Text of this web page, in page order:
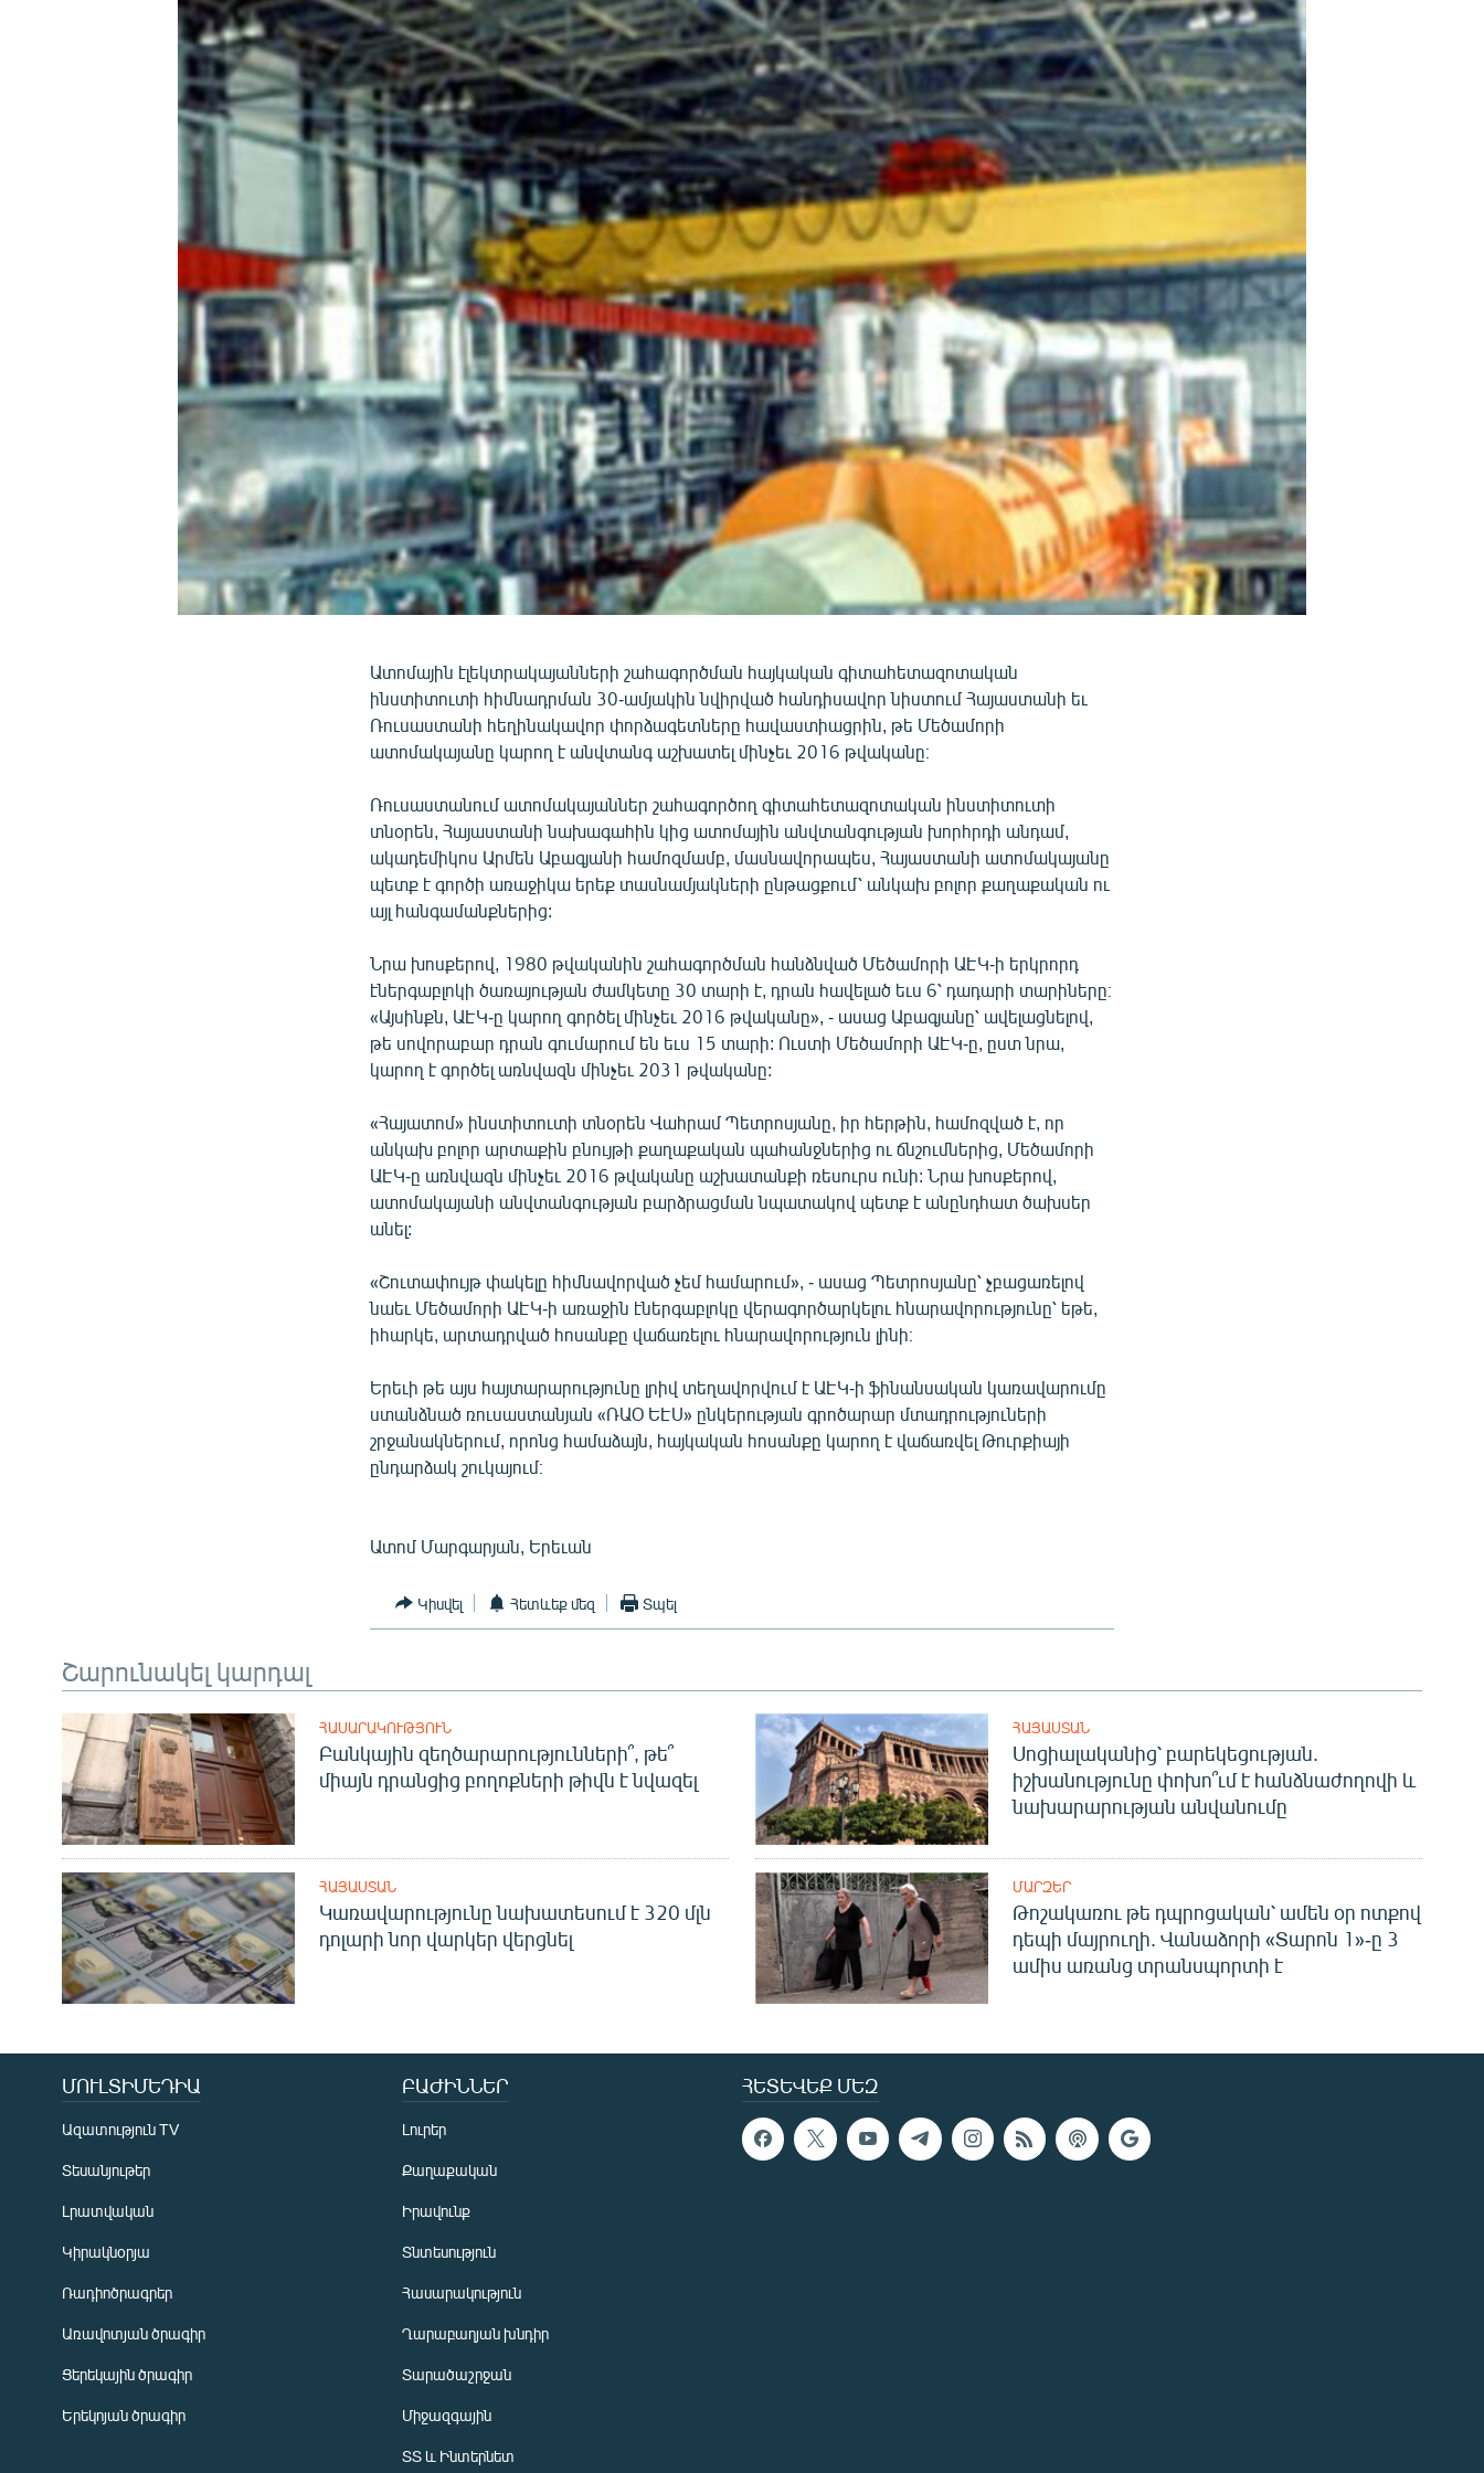
ՄԵԿՆԱԲԱՆՈՒԹՅՈՒՆ
ՁԳՏԵԼՈՎ ԼԱՎԱԳՈՒՅՆԻՆ
Ատոմային էլեկտրակայանների շահագործման հայկական գիտահետազոտական
ինստիտուտի հիմնադրման 30-ամյակին նվիրված հանդիսավոր նիստում Հայաստանի եւ
Ռուսաստանի հեղինակավոր փորձագետները հավաստիացրին, թե Մեծամորի
ատոմակայանը կարող է անվտանգ աշխատել մինչեւ 2016 թվականը։
Ռուսաստանում ատոմակայաններ շահագործող գիտահետազոտական ինստիտուտի
տնօրեն, Հայաստանի նախագահին կից ատոմային անվտանգության խորհրդի անդամ,
ակադեմիկոս Արմեն Աբագյանի համոզմամբ, մասնավորապես, Հայաստանի ատոմակայանը
պետք է գործի առաջիկա երեք տասնամյակների ընթացքում՝ անկախ բոլոր քաղաքական ու
այլ հանգամանքներից:
Նրա խոսքերով, 1980 թվականին շահագործման հանձնված Մեծամորի ԱԷԿ-ի երկրորդ
էներգաբլոկի ծառայության ժամկետը 30 տարի է, դրան հավելած եւս 6՝ դադարի տարիները։
«Այսինքն, ԱԷԿ-ը կարող գործել մինչեւ 2016 թվականը», - ասաց Աբագյանը՝ ավելացնելով,
թե սովորաբար դրան գումարում են եւս 15 տարի: Ուստի Մեծամորի ԱԷԿ-ը, ըստ նրա,
կարող է գործել առնվազն մինչեւ 2031 թվականը:
«Հայատոմ» ինստիտուտի տնօրեն Վահրամ Պետրոսյանը, իր հերթին, համոզված է, որ
անկախ բոլոր արտաքին բնույթի քաղաքական պահանջներից ու ճնշումներից, Մեծամորի
ԱԷԿ-ը առնվազն մինչեւ 2016 թվականը աշխատանքի ռեսուրս ունի: Նրա խոսքերով,
ատոմակայանի անվտանգության բարձրացման նպատակով պետք է անընդհատ ծախսեր
անել:
«Շուտափույթ փակելը հիմնավորված չեմ համարում», - ասաց Պետրոսյանը՝ չբացառելով
նաեւ Մեծամորի ԱԷԿ-ի առաջին էներգաբլոկը վերագործարկելու հնարավորությունը՝ եթե,
իհարկե, արտադրված հոսանքը վաճառելու հնարավորություն լինի։
Երեւի թե այս հայտարարությունը լրիվ տեղավորվում է ԱԷԿ-ի ֆինանսական կառավարումը
ստանձնած ռուսաստանյան «ՌԱՕ ԵԷՍ» ընկերության գրոծարար մտադրություների
շրջանակներում, որոնց համաձայն, հայկական հոսանքը կարող է վաճառվել Թուրքիայի
ընդարձակ շուկայում։
Ատոմ Մարգարյան, Երեւան
Կիսվել Հետևեք մեզ Տպել
Շարունակել կարդալ
ՀԱՍԱՐԱԿՈՒԹՅՈՒՆ
Բանկային զեղծարարությունների՞, թե՞
միայն դրանցից բողոքների թիվն է նվազել
ՀԱՅԱՍՏԱՆ
Սոցիալականից՝ բարեկեցության.
իշխանությունը փոխո՞ւմ է հանձնաժողովի և
նախարարության անվանումը
ՀԱՅԱՍՏԱՆ
Կառավարությունը նախատեսում է 320 մլն
դոլարի նոր վարկեր վերցնել
ՄԱՐԶԵՐ
Թոշակառու թե դպրոցական՝ ամեն օր ոտքով
դեպի մայրուղի. Վանաձորի «Տարոն 1»-ը 3
ամիս առանց տրանսպորտի է
ՀԵՏԵՎԵՔ ՄԵԶ
ՄՈՒԼՏԻՄԵԴԻԱ
Ազատություն TV
Տեսանյութեր
Լրատվական
Կիրակնօրյա
Ռադիոծրագրեր
Առավոտյան ծրագիր
Ցերեկային ծրագիր
Երեկոյան ծրագիր
ԲԱԺԻՆՆԵՐ
Լուրեր
Քաղաքական
Իրավունք
Տնտեսություն
Հասարակություն
Ղարաբաղյան խնդիր
Տարածաշրջան
Միջազգային
ՏՏ և Ինտերնետ